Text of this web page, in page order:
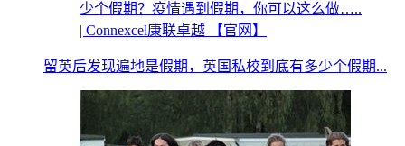
少个假期？疫情遇到假期，你可以这么做…..
| Connexcel康联卓越 【官网】
留英后发现遍地是假期，英国私校到底有多少个假期...